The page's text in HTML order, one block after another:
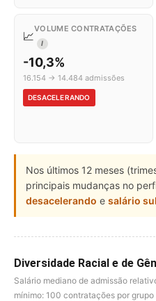
📈
VOLUME CONTRATAÇÕES
I
-10,3%
16.154 → 14.484 admissões
DESACELERANDO
Nos últimos 12 meses
principais mudanças no
desacelerando e salário
Diversidade Racial e de
Salário mediano de admissão
mínimo: 100 contratações por grupo